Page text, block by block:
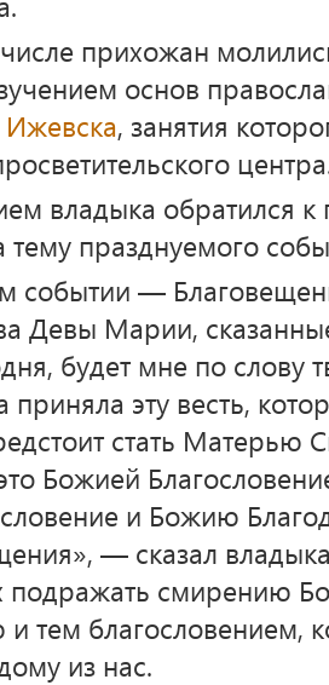
прихожан
основ
, занятия
владыка обратился
празднуемого
событии —
Девы Марии,
будет мне по слову
эту весть,
стать Матерью
Божией
и Божию
— сказал
подражать смирению
и тем благословением,
из нас.